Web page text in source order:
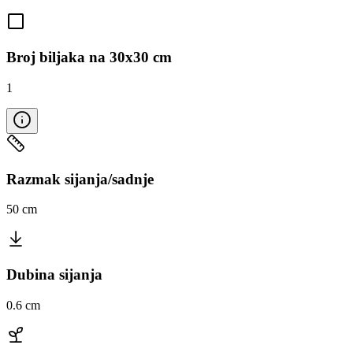
Broj biljaka na 30x30 cm
1
Razmak sijanja/sadnje
50 cm
Dubina sijanja
0.6 cm